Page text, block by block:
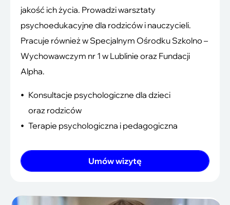
jakość ich życia. Prowadzi warsztaty
psychoedukacyjne dla rodziców i nauczycieli.
Pracuje również w Specjalnym Ośrodku Szkolno –
Wychowawczym nr 1 w Lublinie oraz Fundacji
Alpha.
Konsultacje psychologiczne dla dzieci
oraz rodziców
Terapie psychologiczna i pedagogiczna
Umów wizytę